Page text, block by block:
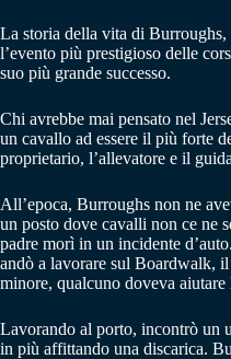
La storia della vita di
l’evento più prestigioso delle
suo più grande successo.
Chi avrebbe mai pensato nel
un cavallo ad essere il più forte
proprietario, l’allevatore e il
All’epoca, Burroughs non ne
un posto dove cavalli non ce ne
padre morì in un incidente
andò a lavorare sul Boardwalk,
minore, qualcuno doveva
Lavorando al porto, incontrò un
in più affittando una discarica.